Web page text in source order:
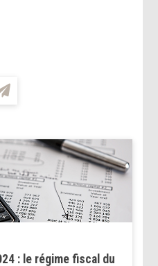
: le régime fiscal du